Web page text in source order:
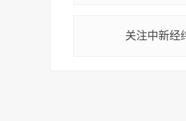
关注中新经